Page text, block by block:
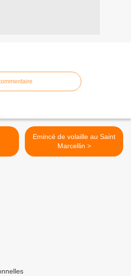
Emincé de volaille au Saint
Marcellin >